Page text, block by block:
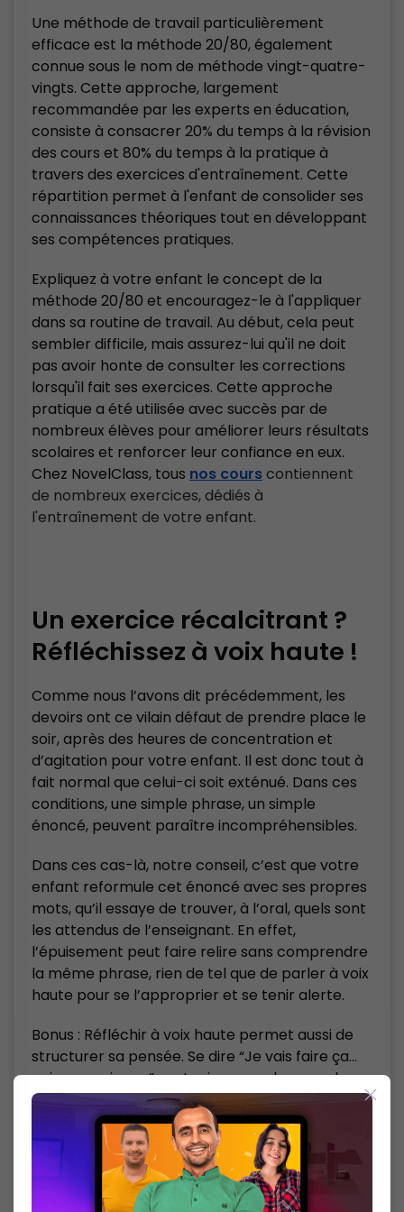
Une méthode de travail particulièrement
efficace est la méthode 20/80, également
connue sous le nom de méthode vingt-quatre-
vingts. Cette approche, largement
recommandée par les experts en éducation,
consiste à consacrer 20% du temps à la révision
des cours et 80% du temps à la pratique à
travers des exercices d'entraînement. Cette
répartition permet à l'enfant de consolider ses
connaissances théoriques tout en développant
ses compétences pratiques.
Expliquez à votre enfant le concept de la
méthode 20/80 et encouragez-le à l'appliquer
dans sa routine de travail. Au début, cela peut
sembler difficile, mais assurez-lui qu'il ne doit
pas avoir honte de consulter les corrections
lorsqu'il fait ses exercices. Cette approche
pratique a été utilisée avec succès par de
nombreux élèves pour améliorer leurs résultats
scolaires et renforcer leur confiance en eux.
Chez NovelClass, tous nos cours contiennent
de nombreux exercices, dédiés à
l'entraînement de votre enfant.
Un exercice récalcitrant ?
Réfléchissez à voix haute !
Comme nous l’avons dit précédemment, les
devoirs ont ce vilain défaut de prendre place le
soir, après des heures de concentration et
d’agitation pour votre enfant. Il est donc tout à
fait normal que celui-ci soit exténué. Dans ces
conditions, une simple phrase, un simple
énoncé, peuvent paraître incompréhensibles.
Dans ces cas-là, notre conseil, c’est que votre
enfant reformule cet énoncé avec ses propres
mots, qu’il essaye de trouver, à l’oral, quels sont
les attendus de l’enseignant. En effet,
l’épuisement peut faire relire sans comprendre
la même phrase, rien de tel que de parler à voix
haute pour se l’approprier et se tenir alerte.
Bonus : Réfléchir à voix haute permet aussi de
structurer sa pensée. Se dire “Je vais faire ça…
puis ça… puis ça…” vaut mieux que de regarder
dans le vague sans parvenir à se concentrer. 🙂
L’organisation évite les